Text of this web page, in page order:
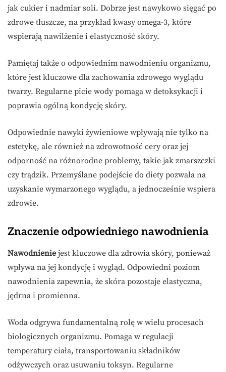
jak cukier i nadmiar soli. Dobrze jest nawykowo sięgać po
zdrowe tłuszcze, na przykład kwasy omega-3, które
wspierają nawilżenie i elastyczność skóry.
Pamiętaj także o odpowiednim nawodnieniu organizmu,
które jest kluczowe dla zachowania zdrowego wyglądu
twarzy. Regularne picie wody pomaga w detoksykacji i
poprawia ogólną kondycję skóry.
Odpowiednie nawyki żywieniowe wpływają nie tylko na
estetykę, ale również na zdrowotność cery oraz jej
odporność na różnorodne problemy, takie jak zmarszczki
czy trądzik. Przemyślane podejście do diety pozwala na
uzyskanie wymarzonego wyglądu, a jednocześnie wspiera
zdrowie.
Znaczenie odpowiedniego nawodnienia
Nawodnienie jest kluczowe dla zdrowia skóry, ponieważ
wpływa na jej kondycję i wygląd. Odpowiedni poziom
nawodnienia zapewnia, że skóra pozostaje elastyczna,
jędrna i promienna.
Woda odgrywa fundamentalną rolę w wielu procesach
biologicznych organizmu. Pomaga w regulacji
temperatury ciała, transportowaniu składników
odżywczych oraz usuwaniu toksyn. Regularne